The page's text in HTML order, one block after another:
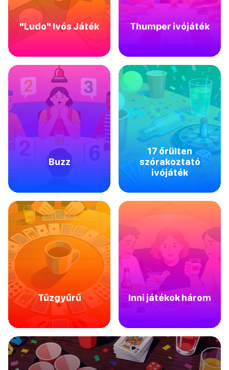
"Ludo" Ivós Játék Thumper ivójáték
Buzz
17 őrülten
szórakoztató
ivójáték
Tűzgyűrű Inni játékok három